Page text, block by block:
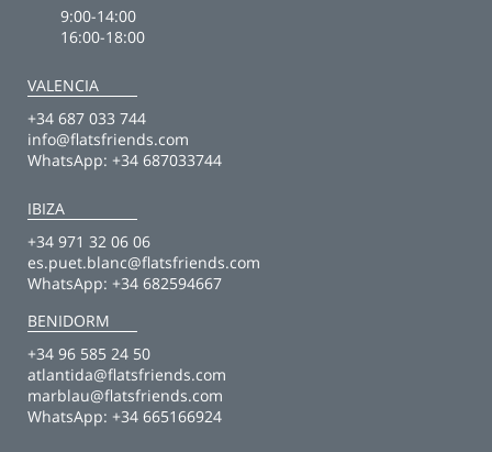
9:00-14:00
16:00-18:00
VALENCIA
+34 687 033 744
info@flatsfriends.com
WhatsApp: +34 687033744
IBIZA
+34 971 32 06 06
es.puet.blanc@flatsfriends.com
WhatsApp: +34 682594667
BENIDORM
+34 96 585 24 50
atlantida@flatsfriends.com
marblau@flatsfriends.com
WhatsApp: +34 665166924